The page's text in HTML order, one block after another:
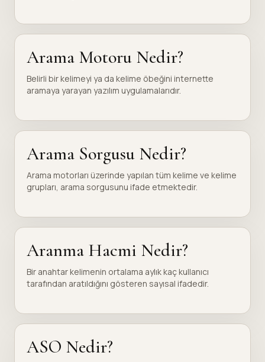
Arama Motoru Nedir?
Belirli bir kelimeyi ya da kelime öbeğini internette
aramaya yarayan yazılım uygulamalarıdır.
Arama Sorgusu Nedir?
Arama motorları üzerinde yapılan tüm kelime ve kelime
grupları, arama sorgusunu ifade etmektedir.
Aranma Hacmi Nedir?
Bir anahtar kelimenin ortalama aylık kaç kullanıcı
tarafından aratıldığını gösteren sayısal ifadedir.
ASO Nedir?